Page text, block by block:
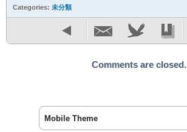
Categories: 未分類
Comments are closed.
Mobile Theme